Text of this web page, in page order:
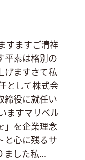
すますご清祥
平素は格別の
げますさて私
として株式会
締役に就任い
ますマリベル
」を企業理念
と心に残るサ
ました私...